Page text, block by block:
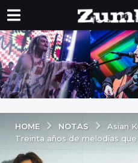
HOME NOTAS
Asian
Treinta años de melodías